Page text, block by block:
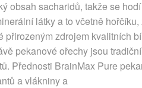
obsah sacharidů, takže se
látky a to včetně
přirozeným zdrojem kvalitních
pekanové ořechy jsou
Přednosti BrainMax Pure
a vlákniny a